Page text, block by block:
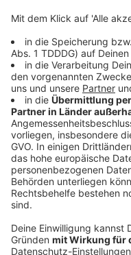
DAS KÖNNTE DICH
Welt
Aus drei mach viele: